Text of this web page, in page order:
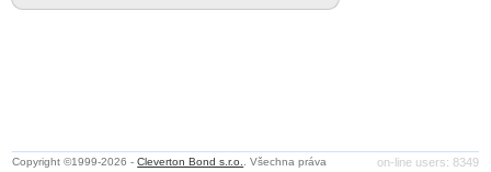
on-line users: 8349
Copyright ©1999-2026 -Cleverton Bond s.r.o.
. Všechna práva